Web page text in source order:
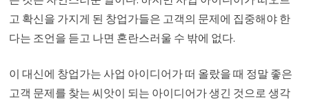
고 확신을 가지게 된 창업가들은 고객의 문제에 집중해야 한
다는 조언을 듣고 나면 혼란스러울 수 밖에 없다.
이 대신에 창업가는 사업 아이디어가 떠 올랐을 때 정말 좋은
고객 문제를 찾는 씨앗이 되는 아이디어가 생긴 것으로 생각